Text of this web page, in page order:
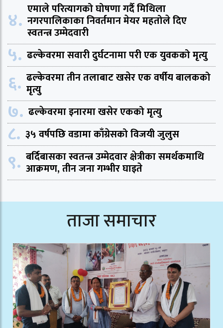
४. एमाले परित्यागको घोषणा गर्दै मिथिला
नगरपालिकाका निवर्तमान मेयर महतोले दिए
स्वतन्त्र उम्मेदवारी
५. ढल्केवरमा सवारी दुर्घटनामा परी एक युवकको मृत्यु
६. ढल्केवरमा तीन तलाबाट खसेर एक वर्षीय बालकको
मृत्यु
७. ढल्केवरमा इनारमा खसेर एकको मृत्यु
८. ३५ वर्षपछि वडामा काँग्रेसको विजयी जुलुस
९. बर्दिबासका स्वतन्त्र उम्मेदवार क्षेत्रीका समर्थकमाथि
आक्रमण, तीन जना गम्भीर घाइते
ताजा समाचार